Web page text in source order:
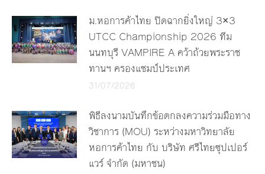
ม.หอการค้าไทย ปิดฉากยิ่งใหญ่ 3×3
UTCC Championship 2026 ทีม
นนทบุรี VAMPIRE A คว้าถ้วยพระราช
ทานฯ ครองแชมป์ประเทศ
31/07/2026
พิธีลงนามบันทึกข้อตกลงความร่วมมือทาง
วิชาการ (MOU) ระหว่างมหาวิทยาลัย
หอการค้าไทย กับ บริษัท ศรีไทยซุปเปอร์
แวร์ จำกัด (มหาชน)